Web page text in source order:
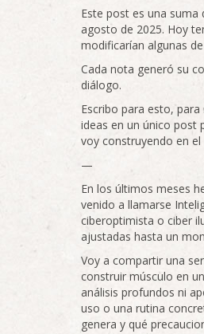
Este post es una
agosto de 2025. Hoy
modificarían algunas
Cada nota generó su
diálogo.
Escribo para esto,
ideas en un único post
voy construyendo en
—
En los últimos meses
venido a llamarse
ciberoptimista o ciber
ajustadas hasta un
Voy a compartir una
construir músculo en
análisis profundos ni
uso o una rutina
genera y qué